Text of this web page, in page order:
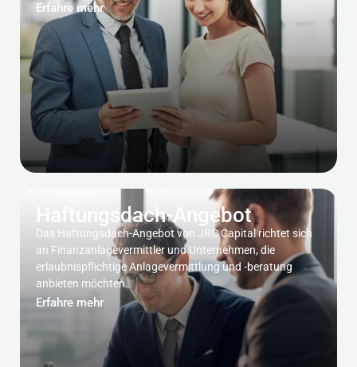
Erfahre mehr
Haftungsdach-Angebot
Das Haftungsdach-Angebot von JRC Capital richtet sich
an Finanzanlagevermittler und Unternehmen, die
erlaubnispflichtige Anlagevermittlung und -beratung
anbieten möchten.
Erfahre mehr